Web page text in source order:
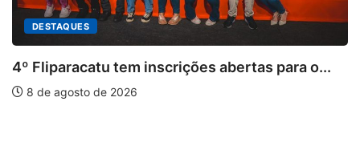
inscrições abertas para o...